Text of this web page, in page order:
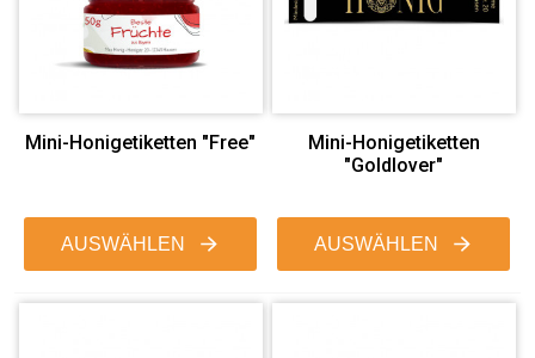
Mini-Honigetiketten "Free"
AUSWÄHLEN
Mini-Honigetiketten
"Goldlover"
AUSWÄHLEN